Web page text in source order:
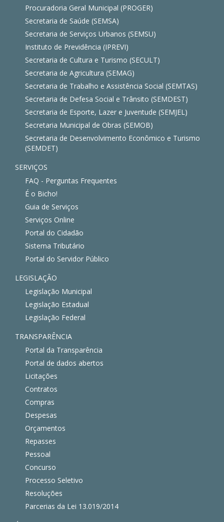
Procuradoria Geral Municipal (PROGER)
Secretaria de Saúde (SEMSA)
Secretaria de Serviços Urbanos (SEMSU)
Instituto de Previdência (IPREVI)
Secretaria de Cultura e Turismo (SECULT)
Secretaria de Agricultura (SEMAG)
Secretaria de Trabalho e Assistência Social (SEMTAS)
Secretaria de Defesa Social e Trânsito (SEMDEST)
Secretaria de Esporte, Lazer e Juventude (SEMJEL)
Secretaria Municipal de Obras (SEMOB)
Secretaria de Desenvolvimento Econômico e Turismo
(SEMDET)
SERVIÇOS
FAQ - Perguntas Frequentes
É o Bicho!
Guia de Serviços
Serviços Online
Portal do Cidadão
Sistema Tributário
Portal do Servidor Público
LEGISLAÇÃO
Legislação Municipal
Legislação Estadual
Legislação Federal
TRANSPARÊNCIA
Portal da Transparência
Portal de dados abertos
Licitações
Contratos
Compras
Despesas
Orçamentos
Repasses
Pessoal
Concurso
Processo Seletivo
Resoluções
Parcerias da Lei 13.019/2014